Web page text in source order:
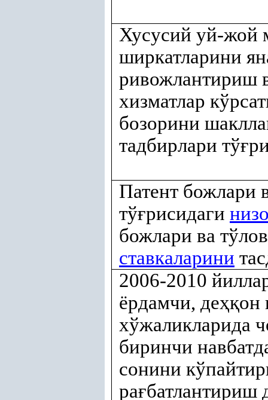
Хусусий уй-жой
ширкатларини
ривожлантириш
хизматлар
бозорини
тадбирлари тўғ
Патент божлари
тўғрисидаги
божлари ва
ставкаларини
2006-2010
ёрдамчи, деҳқон
хўжаликларида
биринчи
сонини
рағбатлантириш